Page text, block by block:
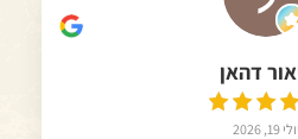
דהאן
יולי 19, 2026